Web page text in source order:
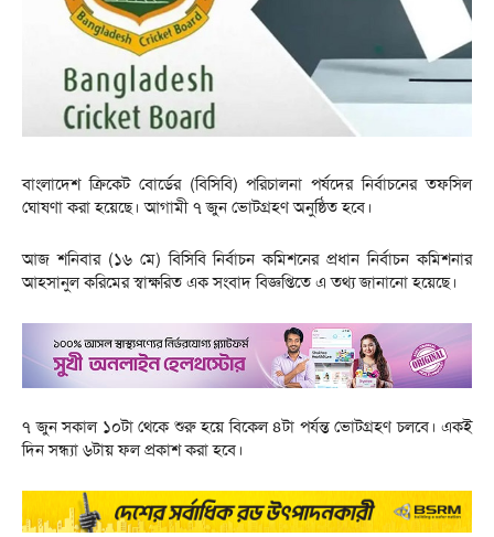
বাংলাদেশ ক্রিকেট বোর্ডের (বিসিবি) পরিচালনা পর্ষদের নির্বাচনের তফসিল
ঘোষণা করা হয়েছে। আগামী ৭ জুন ভোটগ্রহণ অনুষ্ঠিত হবে।
আজ শনিবার (১৬ মে) বিসিবি নির্বাচন কমিশনের প্রধান নির্বাচন কমিশনার
আহসানুল করিমের স্বাক্ষরিত এক সংবাদ বিজ্ঞপ্তিতে এ তথ্য জানানো হয়েছে।
৭ জুন সকাল ১০টা থেকে শুরু হয়ে বিকেল ৪টা পর্যন্ত ভোটগ্রহণ চলবে। একই
দিন সন্ধ্যা ৬টায় ফল প্রকাশ করা হবে।